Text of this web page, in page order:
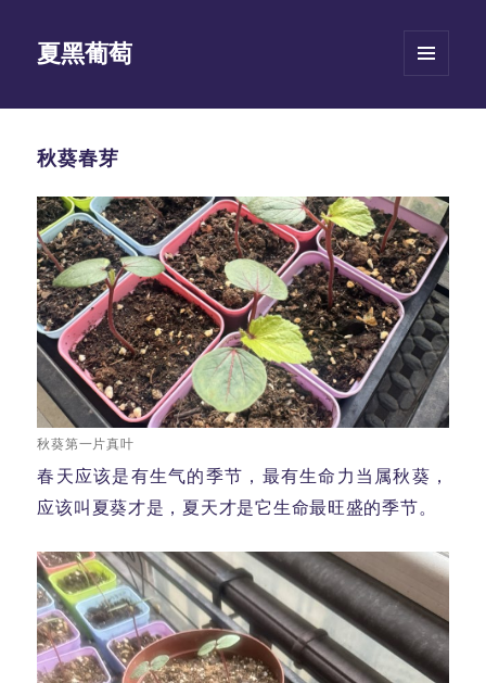
夏黑葡萄
挂件
秋葵春芽
秋葵第一片真叶
春天应该是有生气的季节，最有生命力当属秋葵，
应该叫夏葵才是，夏天才是它生命最旺盛的季节。